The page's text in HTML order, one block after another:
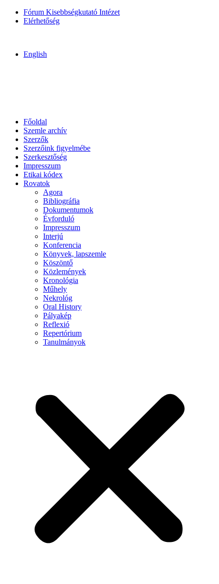
Fórum Kisebbségkutató Intézet
Elérhetőség
English
Főoldal
Szemle archív
Szerzők
Szerzőink figyelmébe
Szerkesztőség
Impresszum
Etikai kódex
Rovatok
Agora
Bibliográfia
Dokumentumok
Évforduló
Impresszum
Interjú
Konferencia
Könyvek, lapszemle
Köszöntő
Közlemények
Kronológia
Műhely
Nekrológ
Oral History
Pályakép
Reflexió
Repertórium
Tanulmányok